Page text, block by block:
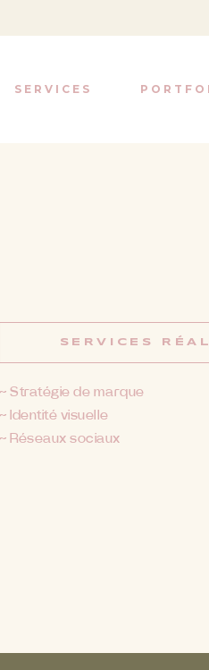
SERVICES
SERVICES
~ Stratégie de marque
~ Identité visuelle
~ Réseaux sociaux